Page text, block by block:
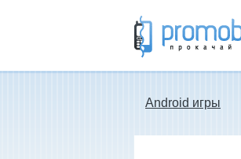
для Nokia, мелодии
Android игры